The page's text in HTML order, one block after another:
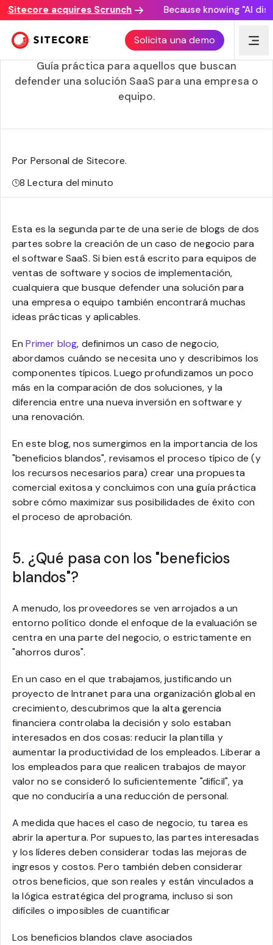
acquires Scrunch Because knowing "AI
Solicita una demo
Guía práctica para crear un caso de negocio de
inversión en software SaaS — Parte 2
Guía práctica para aquellos que buscan
defender una solución SaaS para una empresa o
equipo.
Por Personal de Sitecore.
8Lectura del minuto
Esta es la segunda parte de una serie de blogs de dos
partes sobre la creación de un caso de negocio para
el software SaaS. Si bien está escrito para equipos de
ventas de software y socios de implementación,
cualquiera que busque defender una solución para
una empresa o equipo también encontrará muchas
ideas prácticas y aplicables.
EnPrimer blog, definimos un caso de negocio,
abordamos cuándo se necesita uno y describimos los
componentes típicos. Luego profundizamos un poco
más en la comparación de dos soluciones, y la
diferencia entre una nueva inversión en software y
una renovación.
En este blog, nos sumergimos en la importancia de los
"beneficios blandos", revisamos el proceso típico de (y
los recursos necesarios para) crear una propuesta
comercial exitosa y concluimos con una guía práctica
sobre cómo maximizar sus posibilidades de éxito con
el proceso de aprobación.
5. ¿Qué pasa con los "beneficios
blandos"?
A menudo, los proveedores se ven arrojados a un
entorno político donde el enfoque de la evaluación se
centra en una parte del negocio, o estrictamente en
"ahorros duros".
En un caso en el que trabajamos, justificando un
proyecto de Intranet para una organización global en
crecimiento, descubrimos que la alta gerencia
financiera controlaba la decisión y solo estaban
interesados en dos cosas: reducir la plantilla y
aumentar la productividad de los empleados. Liberar a
los empleados para que realicen trabajos de mayor
valor no se consideró lo suficientemente "difícil", ya
que no conduciría a una reducción de personal.
A medida que haces el caso de negocio, tu tarea es
abrir la apertura. Por supuesto, las partes interesadas
y los líderes deben considerar todas las mejoras de
ingresos y costos. Pero también deben considerar
otros beneficios, que son reales y están vinculados a
la lógica estratégica del programa, incluso si son
difíciles o imposibles de cuantificar
Los beneficios blandos clave asociados